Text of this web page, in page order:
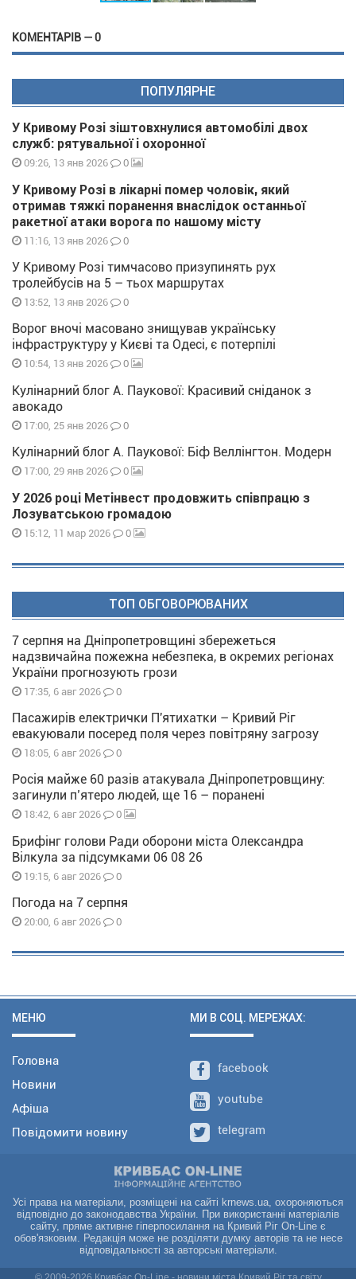
КОМЕНТАРІВ — 0
ПОПУЛЯРНЕ
У Кривому Розі зіштовхнулися автомобілі двох
служб: рятувальної і охоронної
09:26, 13 янв 2026 0
У Кривому Розі в лікарні помер чоловік, який
отримав тяжкі поранення внаслідок останньої
ракетної атаки ворога по нашому місту
11:16, 13 янв 2026 0
У Кривому Розі тимчасово призупинять рух
тролейбусів на 5 – тьох маршрутах
13:52, 13 янв 2026 0
Ворог вночі масовано знищував українську
інфраструктуру у Києві та Одесі, є потерпілі
10:54, 13 янв 2026 0
Кулінарний блог А. Паукової: Красивий сніданок з
авокадо
17:00, 25 янв 2026 0
Кулінарний блог А. Паукової: Біф Веллінгтон. Модерн
17:00, 29 янв 2026 0
У 2026 році Метінвест продовжить співпрацю з
Лозуватською громадою
15:12, 11 мар 2026 0
ТОП ОБГОВОРЮВАНИХ
7 серпня на Дніпропетровщині збережеться
надзвичайна пожежна небезпека, в окремих регіонах
України прогнозують грози
17:35, 6 авг 2026 0
Пасажирів електрички П'ятихатки – Кривий Ріг
евакуювали посеред поля через повітряну загрозу
18:05, 6 авг 2026 0
Росія майже 60 разів атакувала Дніпропетровщину:
загинули п’ятеро людей, ще 16 – поранені
18:42, 6 авг 2026 0
Брифінг голови Ради оборони міста Олександра
Вілкула за підсумками 06 08 26
19:15, 6 авг 2026 0
Погода на 7 серпня
20:00, 6 авг 2026 0
МЕНЮ
Головна
Новини
Афіша
Повідомити новину
МИ В СОЦ. МЕРЕЖАХ:
facebook
youtube
telegram
Усі права на матеріали, розміщені на сайті krnews.ua, охороняються
відповідно до законодавства України. При використанні матеріалів
сайту, пряме активне гіперпосилання на Кривий Ріг On-Line є
обов'язковим. Редакція може не розділяти думку авторів та не несе
відповідальності за авторські матеріали.